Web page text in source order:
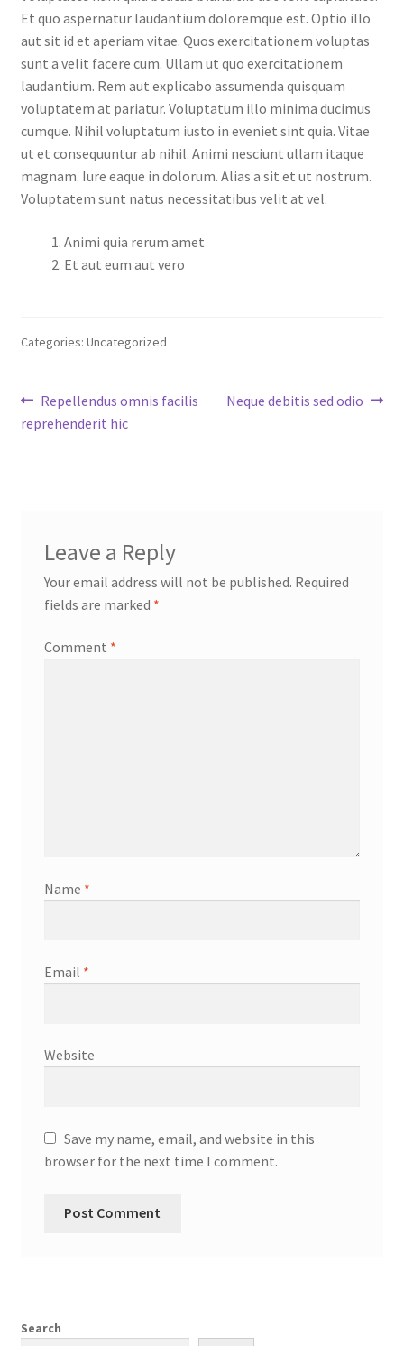
Et quo aspernatur laudantium doloremque est. Optio illo
aut sit id et aperiam vitae. Quos exercitationem voluptas
sunt a velit facere cum. Ullam ut quo exercitationem
laudantium. Rem aut explicabo assumenda quisquam
voluptatem at pariatur. Voluptatum illo minima ducimus
cumque. Nihil voluptatum iusto in eveniet sint quia. Vitae
ut et consequuntur ab nihil. Animi nesciunt ullam itaque
magnam. Iure eaque in dolorum. Alias a sit et ut nostrum.
Voluptatem sunt natus necessitatibus velit at vel.
Animi quia rerum amet
Et aut eum aut vero
Categories: Uncategorized
Post
navigation
Previous
post:
Repellendus omnis facilis
reprehenderit hic
Next
Neque debitis sed odio
Leave a Reply
Your email address will not be published. Required
fields are marked *
Comment *
Name *
Email *
Website
Save my name, email, and website in this
browser for the next time I comment.
Search